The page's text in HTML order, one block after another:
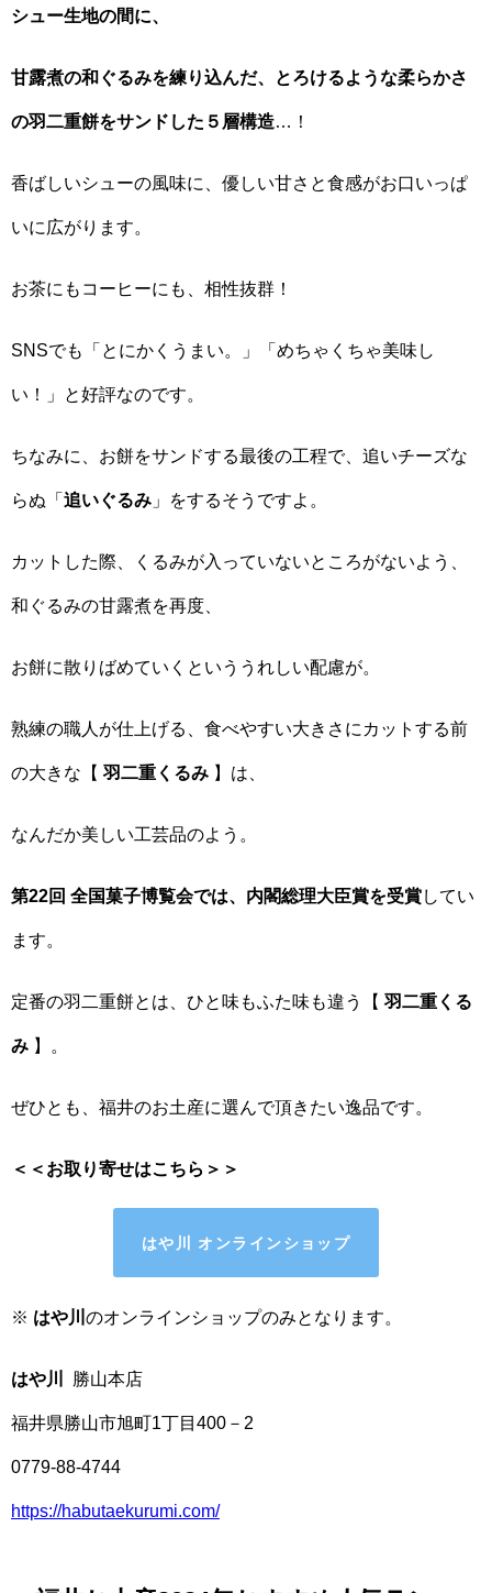
シュー生地の間に、
甘露煮の和ぐるみを練り込んだ、とろけるような柔らかさ
の羽二重餅をサンドした５層構造 …！
香ばしいシューの風味に、優しい甘さと食感がお口いっぱ
いに広がります。
お茶にもコーヒーにも、相性抜群！
SNSでも「とにかくうまい。」「めちゃくちゃ美味し
い！」と好評なのです。
ちなみに、お餅をサンドする最後の工程で、追いチーズな
らぬ「 追いぐるみ 」をするそうですよ。
カットした際、くるみが入っていないところがないよう、
和ぐるみの甘露煮を再度、
お餅に散りばめていくといううれしい配慮が。
熟練の職人が仕上げる、食べやすい大きさにカットする前
の大きな【 羽二重くるみ 】は、
なんだか美しい工芸品のよう。
第22回 全国菓子博覧会では、内閣総理大臣賞を受賞してい
ます。
定番の羽二重餅とは、ひと味もふた味も違う【 羽二重くる
み 】。
ぜひとも、福井のお土産に選んで頂きたい逸品です。
＜＜お取り寄せはこちら＞＞
はや川 オンラインショップ
※ はや川 のオンラインショップのみとなります。
はや川 勝山本店
福井県勝山市旭町1丁目400－2
0779-88-4744
https://habutaekurumi.com/